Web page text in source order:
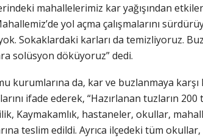
mahallelerimiz kar yağışından
yol açma çalışmalarını
Sokaklardaki karları da temizliyoruz.
solüsyon döküyoruz” dedi.
kurumlarına da, kar ve buzlanmaya karşı
ifade ederek, “Hazırlanan tuzların
Kaymakamlık, hastaneler, okullar,
teslim edildi. Ayrıca ilçedeki tüm